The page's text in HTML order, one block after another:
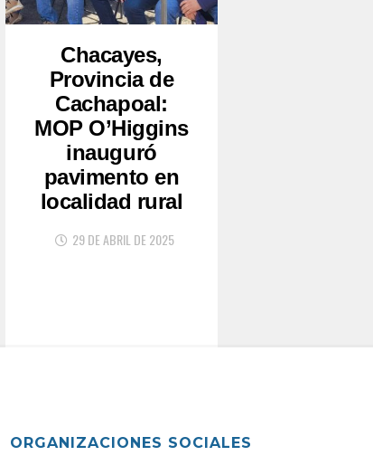
Chacayes,
Provincia de
Cachapoal:
MOP O’Higgins
inauguró
pavimento en
localidad rural
29 DE ABRIL DE 2025
ORGANIZACIONES SOCIALES